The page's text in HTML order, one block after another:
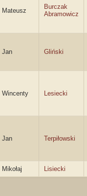
Mateusz
Burczak
Abramowicz
Jan Gliński
Wincenty Lesiecki
Jan Terpiłowski
Mikołaj Lisiecki